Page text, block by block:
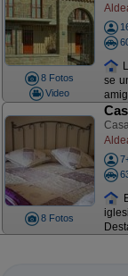
8 Fotos
Video
se
8 Fotos